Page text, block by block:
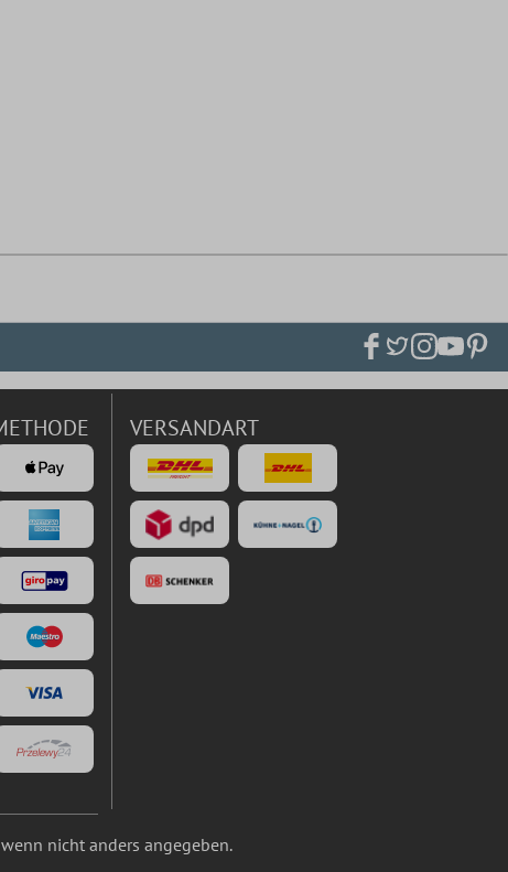
VERSANDART
nicht anders angegeben.